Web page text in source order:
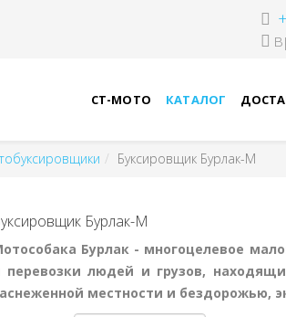
СТ-МОТО КАТАЛОГ
Буксировщик Бурлак-М
Бурлак-М
Бурлак - многоцелевое
перевозки людей и грузов,
местности и бездорожью,